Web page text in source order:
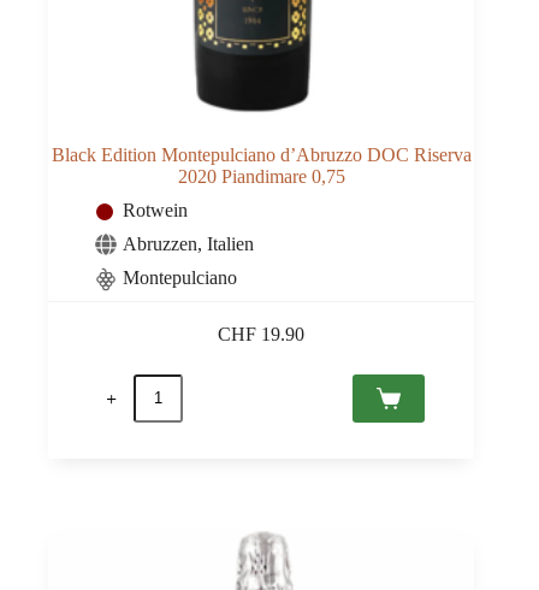
Black Edition Montepulciano d’Abruzzo DOC Riserva
2020 Piandimare 0,75
Rotwein
Abruzzen, Italien
Montepulciano
CHF 19.90
Black
Edition
Montepulciano